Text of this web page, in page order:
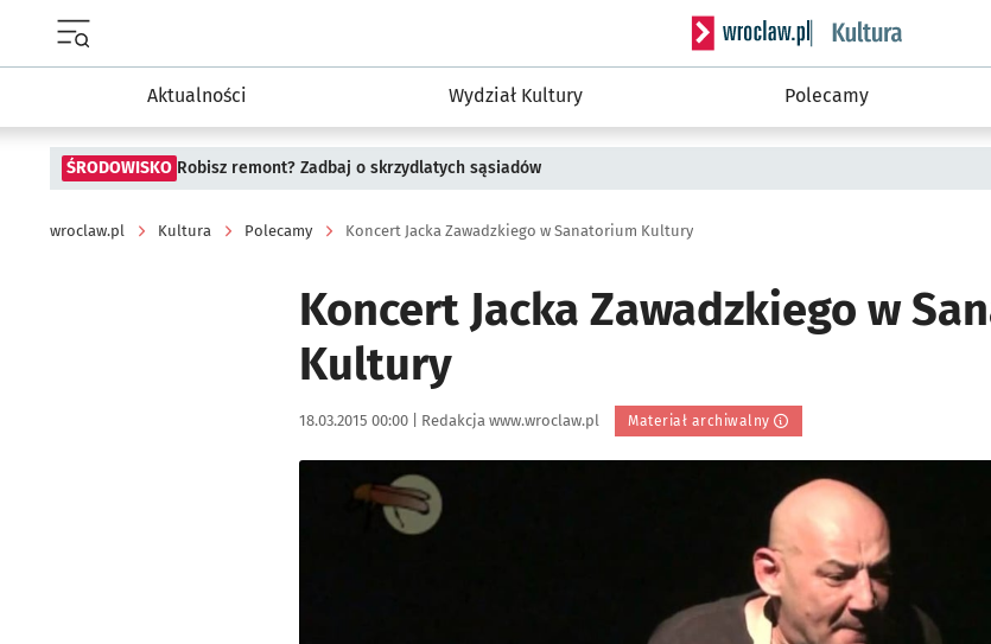
Serwis informacyjny wroclaw.pl
Aktualności Wydział Kultury Polecamy
ŚRODOWISKO Robisz remont? Zadbaj o skrzydlatych sąsiadów
wroclaw.pl Kultura Polecamy Koncert Jacka Zawadzkiego w Sanatorium Kultury
Koncert Jacka Zawadzkiego w
Kultury
Data publikacji:
18.03.2015 00:00 | Autor:
Redakcja www.wroclaw.pl Materiał archiwalny
Kliknij, aby powiększyć